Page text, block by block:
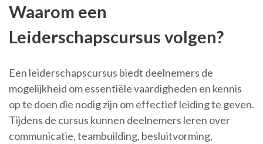
Waarom een
Leiderschapscursus volgen?
Een leiderschapscursus biedt deelnemers de
mogelijkheid om essentiële vaardigheden en kennis
op te doen die nodig zijn om effectief leiding te geven.
Tijdens de cursus kunnen deelnemers leren over
communicatie, teambuilding, besluitvorming,